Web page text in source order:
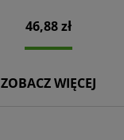
46,88 zł
ZOBACZ WIĘCEJ